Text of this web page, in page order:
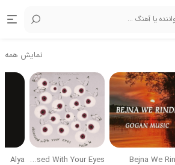
نمایش همه
Bejna We
Obsessed With Your Eyes
Alya